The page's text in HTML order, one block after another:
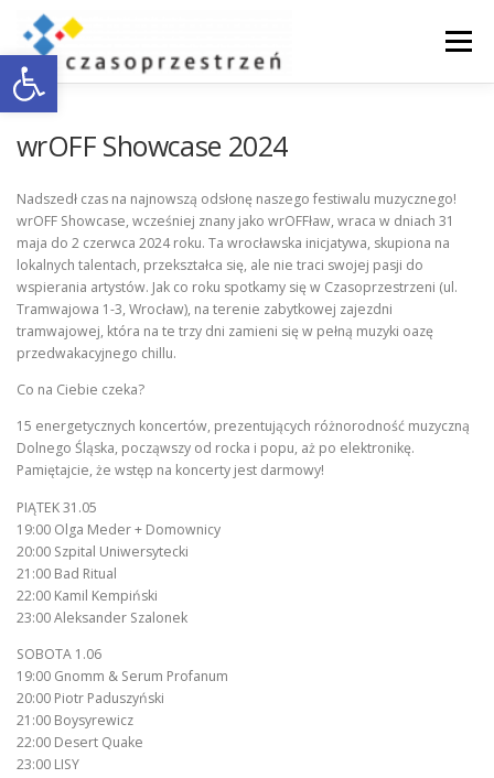
Otwórz pasek narzędzi
Przejdź
treści
Menu
DOSTĘPNOŚĆ AKTUALNOŚCI ENGLISH
KONTAKT
wrOFF Showcase 2024
Nadszedł czas na najnowszą odsłonę naszego festiwalu muzycznego!
wrOFF Showcase, wcześniej znany jako wrOFFław, wraca w dniach 31
maja do 2 czerwca 2024 roku. Ta wrocławska inicjatywa, skupiona na
lokalnych talentach, przekształca się, ale nie traci swojej pasji do
wspierania artystów. Jak co roku spotkamy się w Czasoprzestrzeni (ul.
Tramwajowa 1-3, Wrocław), na terenie zabytkowej zajezdni
tramwajowej, która na te trzy dni zamieni się w pełną muzyki oazę
przedwakacyjnego chillu.
Co na Ciebie czeka?
15 energetycznych koncertów, prezentujących różnorodność muzyczną
Dolnego Śląska, począwszy od rocka i popu, aż po elektronikę.
Pamiętajcie, że wstęp na koncerty jest darmowy!
PIĄTEK 31.05
19:00 Olga Meder + Domownicy
20:00 Szpital Uniwersytecki
21:00 Bad Ritual
22:00 Kamil Kempiński
23:00 Aleksander Szalonek
SOBOTA 1.06
19:00 Gnomm & Serum Profanum
20:00 Piotr Paduszyński
21:00 Boysyrewicz
22:00 Desert Quake
23:00 LISY